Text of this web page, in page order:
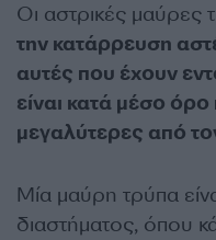
Οι αστρικές μαύρες
την κατάρρευση
αυτές που έχουν
είναι κατά μέσο
μεγαλύτερες από
Μία μαύρη τρύπα
διαστήματος, όπου